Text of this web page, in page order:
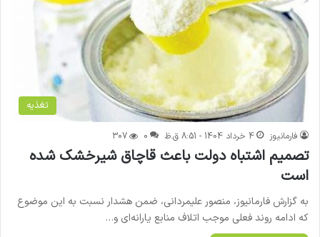
تغذیه
فارمانیوز 4 خرداد 1404 - 8:51 ق.ظ 0
307
تصمیم اشتباه دولت باعث قاچاق شیرخشک شده
است
به گزارش فارمانیوز، منصور علیمردانی، ضمن هشدار نسبت به این موضوع
که ادامه روند فعلی موجب اتلاف منابع یارانه‌ای و…